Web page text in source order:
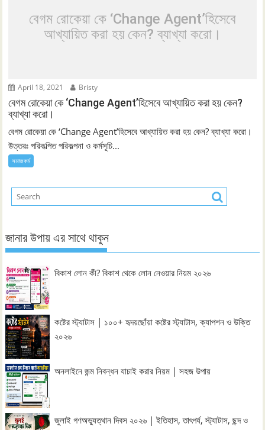
বেগম রোকেয়া কে ‘Change Agent’হিসেবে
আখ্যায়িত করা হয় কেন? ব্যাখ্যা করো।
April 18, 2021 Bristy
বেগম রোকেয়া কে ‘Change Agent’হিসেবে আখ্যায়িত করা হয় কেন?
ব্যাখ্যা করো।
বেগম রোকেয়া কে ‘Change Agent’হিসেবে আখ্যায়িত করা হয় কেন? ব্যাখ্যা করো।
উত্তরঃ পরিকল্পিত পরিকল্পনা ও কর্মসূচি...
সমাজকর্ম
জানার উপায় এর সাথে থাকুন
বিকাশ লোন কী? বিকাশ থেকে লোন নেওয়ার নিয়ম ২০২৬
কষ্টের স্ট্যাটাস | ১০০+ হৃদয়ছোঁয়া কষ্টের স্ট্যাটাস, ক্যাপশন ও উক্তি
২০২৬
অনলাইনে জন্ম নিবন্ধন যাচাই করার নিয়ম | সহজ উপায়
জুলাই গণঅভ্যুত্থান দিবস ২০২৬ | ইতিহাস, তাৎপর্য, স্ট্যাটাস, ছন্দ ও